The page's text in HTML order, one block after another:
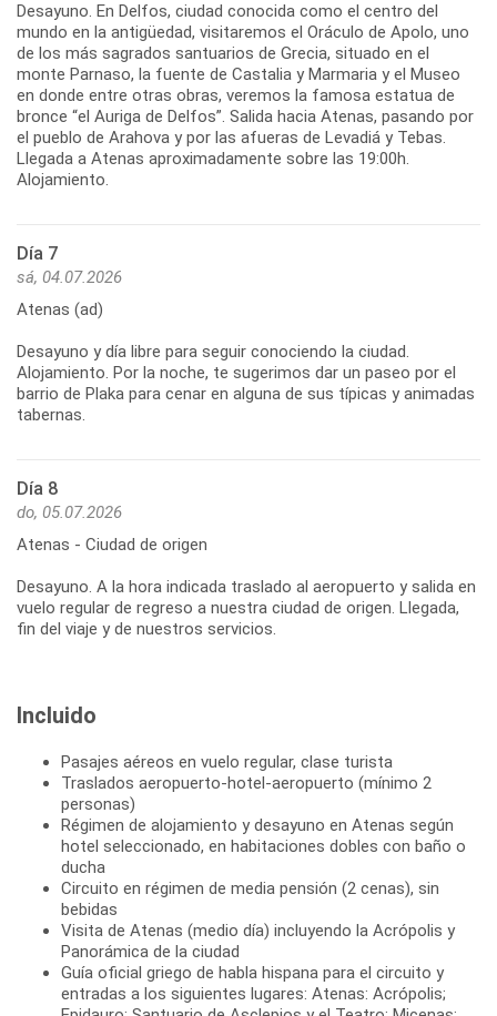
Desayuno. En Delfos, ciudad conocida como el centro del
mundo en la antigüedad, visitaremos el Oráculo de Apolo, uno
de los más sagrados santuarios de Grecia, situado en el
monte Parnaso, la fuente de Castalia y Marmaria y el Museo
en donde entre otras obras, veremos la famosa estatua de
bronce “el Auriga de Delfos”. Salida hacia Atenas, pasando por
el pueblo de Arahova y por las afueras de Levadiá y Tebas.
Llegada a Atenas aproximadamente sobre las 19:00h.
Día 7
sá, 04.07.2026
Atenas (ad)
Desayuno y día libre para seguir conociendo la ciudad.
Alojamiento. Por la noche, te sugerimos dar un paseo por el
barrio de Plaka para cenar en alguna de sus típicas y animadas
Día 8
do, 05.07.2026
Atenas - Ciudad de origen
Desayuno. A la hora indicada traslado al aeropuerto y salida en
vuelo regular de regreso a nuestra ciudad de origen. Llegada,
Incluido
Pasajes aéreos en vuelo regular, clase turista
Traslados aeropuerto-hotel-aeropuerto (mínimo 2
personas)
Régimen de alojamiento y desayuno en Atenas según
hotel seleccionado, en habitaciones dobles con baño o
ducha
Circuito en régimen de media pensión (2 cenas), sin
bebidas
Visita de Atenas (medio día) incluyendo la Acrópolis y
Panorámica de la ciudad
Guía oficial griego de habla hispana para el circuito y
entradas a los siguientes lugares: Atenas: Acrópolis;